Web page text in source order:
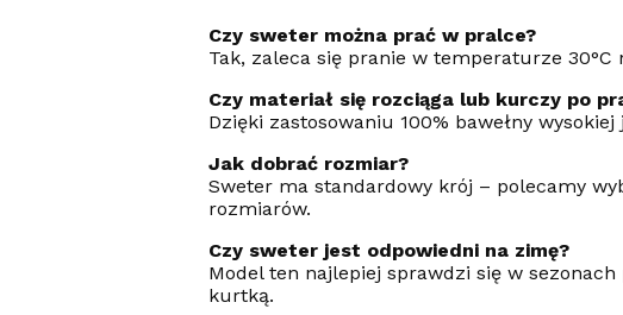
Czy sweter można prać w pralce?
Tak, zaleca się pranie w temperaturze
Czy materiał się rozciąga lub kurczy po
Dzięki zastosowaniu 100% bawełny
Jak dobrać rozmiar?
Sweter ma standardowy krój – polecamy
rozmiarów.
Czy sweter jest odpowiedni na zimę?
Model ten najlepiej sprawdzi się w
kurtką.